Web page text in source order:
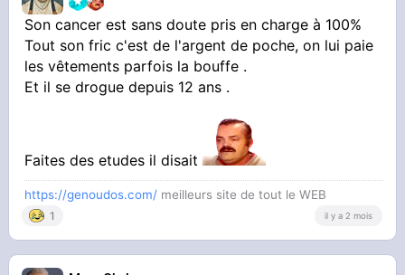
Son cancer est sans doute pris en charge à 100%
Tout son fric c'est de l'argent de poche, on lui paie
les vêtements parfois la bouffe .
Et il se drogue depuis 12 ans .
Faites des etudes il disait
https://genoudos.com/ meilleurs site de tout le WEB
1 il y a 2 mois